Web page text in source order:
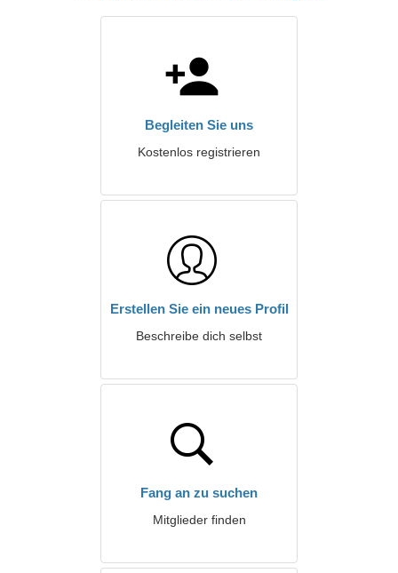
Begleiten Sie uns
Kostenlos registrieren
Erstellen Sie ein neues Profil
Beschreibe dich selbst
Fang an zu suchen
Mitglieder finden